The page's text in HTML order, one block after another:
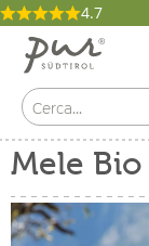
4.7
Mele